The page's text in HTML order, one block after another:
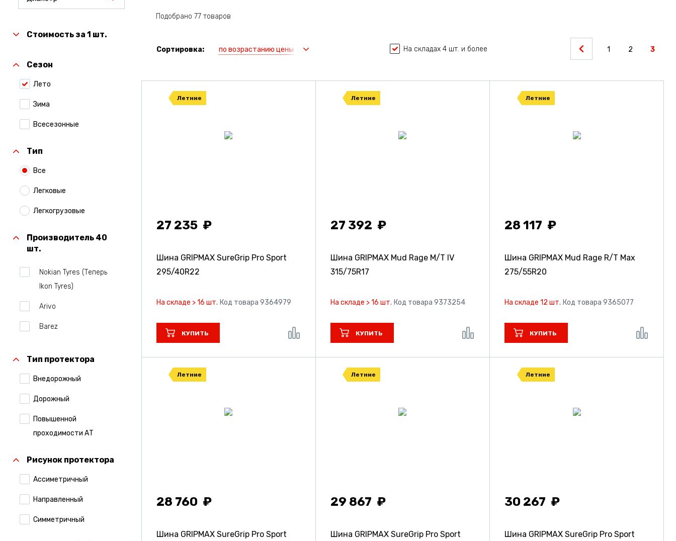
Стоимость за 1 шт.
Сезон
Лето
Зима
Всесезонные
Тип
Все
Легковые
Легкогрузовые
Производитель 40
шт.
Nokian Tyres (Теперь
Ikon Tyres)
Arivo
Barez
Тип протектора
Внедорожный
Дорожный
Повышенной
проходимости АТ
Рисунок протектора
Ассиметричный
Направленный
Симметричный
Подобрано 77 товаров
Сортировка: по возрастанию цены На складах 4 шт. и более 1 2 3
Летние
27 235
Шина GRIPMAX SureGrip Pro Sport
295/40R22
На складе > 16 шт. Код товара 9364979
КУПИТЬ
Летние
27 392
Шина GRIPMAX Mud Rage M/T IV
315/75R17
На складе > 16 шт. Код товара 9373254
КУПИТЬ
Летние
28 117
Шина GRIPMAX Mud Rage R/T Max
275/55R20
На складе 12 шт. Код товара 9365077
КУПИТЬ
Летние
28 760
Шина GRIPMAX SureGrip Pro Sport
Летние
29 867
Шина GRIPMAX SureGrip Pro Sport
Летние
30 267
Шина GRIPMAX SureGrip Pro Sport